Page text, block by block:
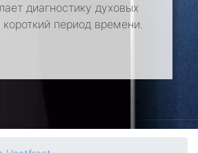
диагностику духовых
период времени.